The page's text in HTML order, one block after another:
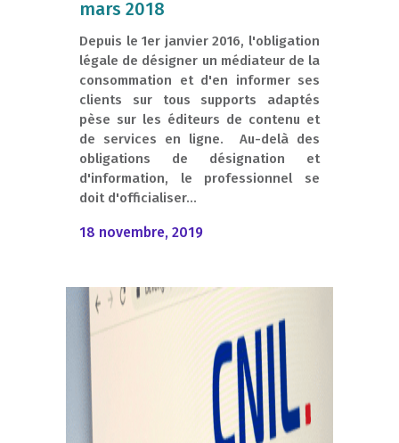
mars 2018
Depuis le 1er janvier 2016, l'obligation
légale de désigner un médiateur de la
consommation et d'en informer ses
clients sur tous supports adaptés
pèse sur les éditeurs de contenu et
de services en ligne. Au-delà des
obligations de désignation et
d'information, le professionnel se
doit d'officialiser...
18 novembre, 2019